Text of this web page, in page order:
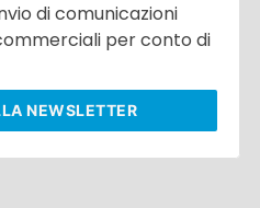
di comunicazioni
per conto di
NEWSLETTER